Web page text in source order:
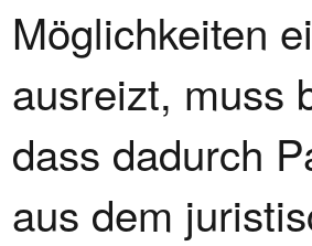
Möglichkeiten
ausreizt, muss
dass dadurch
aus dem